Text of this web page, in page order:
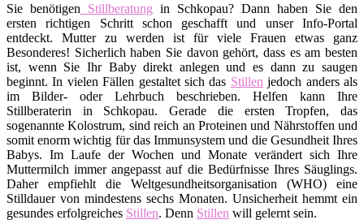
Sie benötigen Stillberatung in Schkopau? Dann haben Sie den
ersten richtigen Schritt schon geschafft und unser Info-Portal
entdeckt. Mutter zu werden ist für viele Frauen etwas ganz
Besonderes! Sicherlich haben Sie davon gehört, dass es am besten
ist, wenn Sie Ihr Baby direkt anlegen und es dann zu saugen
beginnt. In vielen Fällen gestaltet sich das Stillen jedoch anders als
im Bilder- oder Lehrbuch beschrieben. Helfen kann Ihre
Stillberaterin in Schkopau. Gerade die ersten Tropfen, das
sogenannte Kolostrum, sind reich an Proteinen und Nährstoffen und
somit enorm wichtig für das Immunsystem und die Gesundheit Ihres
Babys. Im Laufe der Wochen und Monate verändert sich Ihre
Muttermilch immer angepasst auf die Bedürfnisse Ihres Säuglings.
Daher empfiehlt die Weltgesundheitsorganisation (WHO) eine
Stilldauer von mindestens sechs Monaten. Unsicherheit hemmt ein
gesundes erfolgreiches Stillen. Denn Stillen will gelernt sein.